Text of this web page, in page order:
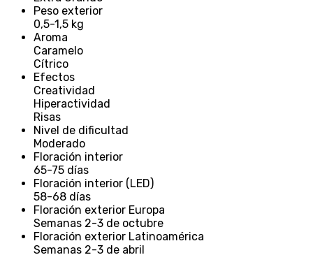
Peso exterior
0,5-1,5 kg
Aroma
Caramelo
Cítrico
Efectos
Creatividad
Hiperactividad
Risas
Nivel de dificultad
Moderado
Floración interior
65-75 días
Floración interior (LED)
58-68 días
Floración exterior Europa
Semanas 2-3 de octubre
Floración exterior Latinoamérica
Semanas 2-3 de abril